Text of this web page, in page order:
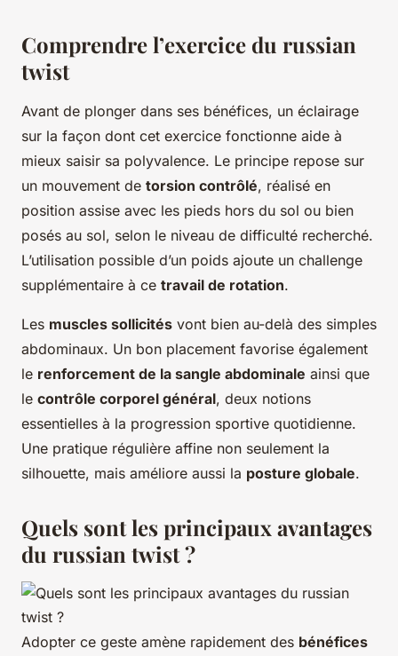
Comprendre l’exercice du russian
twist
Avant de plonger dans ses bénéfices, un éclairage
sur la façon dont cet exercice fonctionne aide à
mieux saisir sa polyvalence. Le principe repose sur
un mouvement de torsion contrôlé, réalisé en
position assise avec les pieds hors du sol ou bien
posés au sol, selon le niveau de difficulté recherché.
L’utilisation possible d’un poids ajoute un challenge
supplémentaire à ce travail de rotation.
Les muscles sollicités vont bien au-delà des simples
abdominaux. Un bon placement favorise également
le renforcement de la sangle abdominale ainsi que
le contrôle corporel général, deux notions
essentielles à la progression sportive quotidienne.
Une pratique régulière affine non seulement la
silhouette, mais améliore aussi la posture globale.
Quels sont les principaux avantages
du russian twist ?
Adopter ce geste amène rapidement des bénéfices